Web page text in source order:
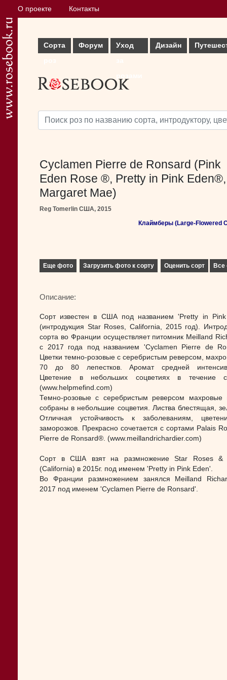
О проекте Контакты
Сорта
Форум
Уход
Дизайн
Cyclamen Pierre de Ronsard (Pink
Eden Rose ®, Pretty in Pink Eden®,
Margaret Mae)
Reg Tomerlin США, 2015
Клаймберы (Large-Flowered
Еще фото Загрузить фото к сорту Оценить сорт Все
Описание:
Сорт известен в США под названием 'Pretty in
(интродукция Star Roses, California, 2015 год).
сорта во Франции осуществляет питомник Meilland
с 2017 года под названием 'Cyclamen Pierre de
Цветки темно-розовые с серебристым реверсом,
70 до 80 лепестков. Аромат средней
Цветение в небольших соцветиях в течение
(www.helpmefind.com)
Темно-розовые с серебристым реверсом махровые
собраны в небольшие соцветия. Листва блестящая,
Отличная устойчивость к заболеваниям,
заморозков. Прекрасно сочетается с сортами Palais
Pierre de Ronsard®. (www.meillandrichardier.com)
Сорт в США взят на размножение Star Roses &
(California) в 2015г. под именем 'Pretty in Pink Eden'.
Во Франции размножением занялся Meilland
2017 под именем 'Cyclamen Pierre de Ronsard'.